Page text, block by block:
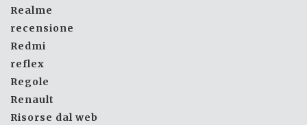
Realme
recensione
Redmi
reflex
Regole
Renault
Risorse dal web